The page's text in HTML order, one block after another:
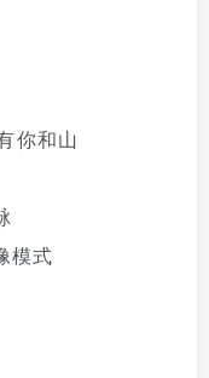
你和山
模式